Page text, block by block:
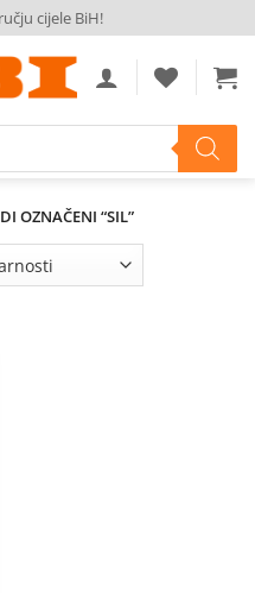
cijele BiH!
OZNAČENI “SIL”